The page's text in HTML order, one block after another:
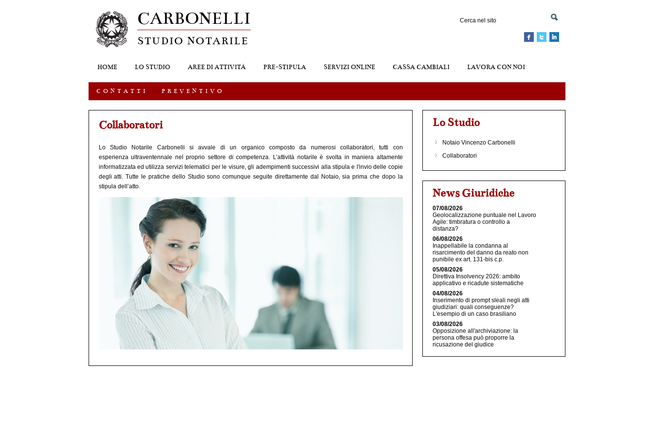
CARBONELLI
STUDIO NOTARILE
HOME LO STUDIO AREE DI ATTIVITÀ PRE-STIPULA SERVIZI ONLINE CASSA CAMBIALI LAVORA CON NOI
C O N T A T T I P R E V E N T I V O
Collaboratori
Lo Studio Notarile Carbonelli si avvale di un organico composto da numerosi collaboratori, tutti con
esperienza ultraventennale nel proprio settore di competenza. L’attività notarile è svolta in maniera altamente
informatizzata ed utilizza servizi telematici per le visure, gli adempimenti successivi alla stipula e l'invio delle copie
degli atti. Tutte le pratiche dello Studio sono comunque seguite direttamente dal Notaio, sia prima che dopo la
stipula dell’atto.
Lo Studio
Notaio Vincenzo Carbonelli
Collaboratori
News Giuridiche
07/08/2026
Geolocalizzazione puntuale nel Lavoro
Agile: timbratura o controllo a
distanza?
06/08/2026
Inappellabile la condanna al
risarcimento del danno da reato non
punibile ex art. 131-bis c.p.
05/08/2026
Direttiva Insolvency 2026: ambito
applicativo e ricadute sistematiche
04/08/2026
Inserimento di prompt sleali negli atti
giudiziari: quali conseguenze?
L'esempio di un caso brasiliano
03/08/2026
Opposizione all'archiviazione: la
persona offesa può proporre la
ricusazione del giudice